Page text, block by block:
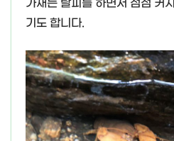
가재는 탈피를 하면서 점점 커
기도 합니다.